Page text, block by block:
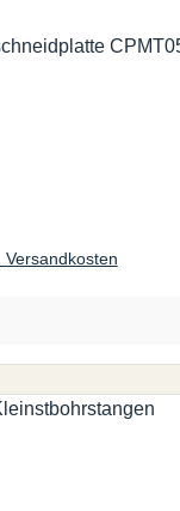
Versandkosten